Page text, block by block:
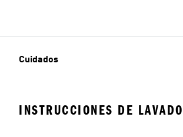
Cuidados
INSTRUCCIONES DE LAVADO